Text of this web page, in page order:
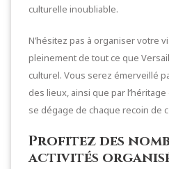
culturelle inoubliable.
N’hésitez pas à organiser votre
pleinement de tout ce que
culturel. Vous serez émerveillé
des lieux, ainsi que par
se dégage de chaque recoin de
Profitez des
activités